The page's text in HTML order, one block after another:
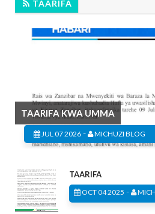
TAARIFA
TAARIFA KWA UMMA
JUL 07 2026 - MICHUZI BLOG
TAARIFA
OCT 04 2025 -